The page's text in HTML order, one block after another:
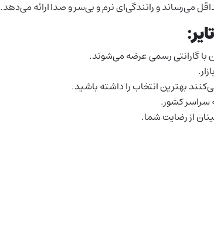
می‌رساند و رانندگی‌ای نرم و بی‌سر و صدا ارائه می‌دهد.
گارانتی رسمی عرضه می‌شوند.
بهترین انتخاب را داشته باشید.
سراسر کشور.
از رضایت شما.